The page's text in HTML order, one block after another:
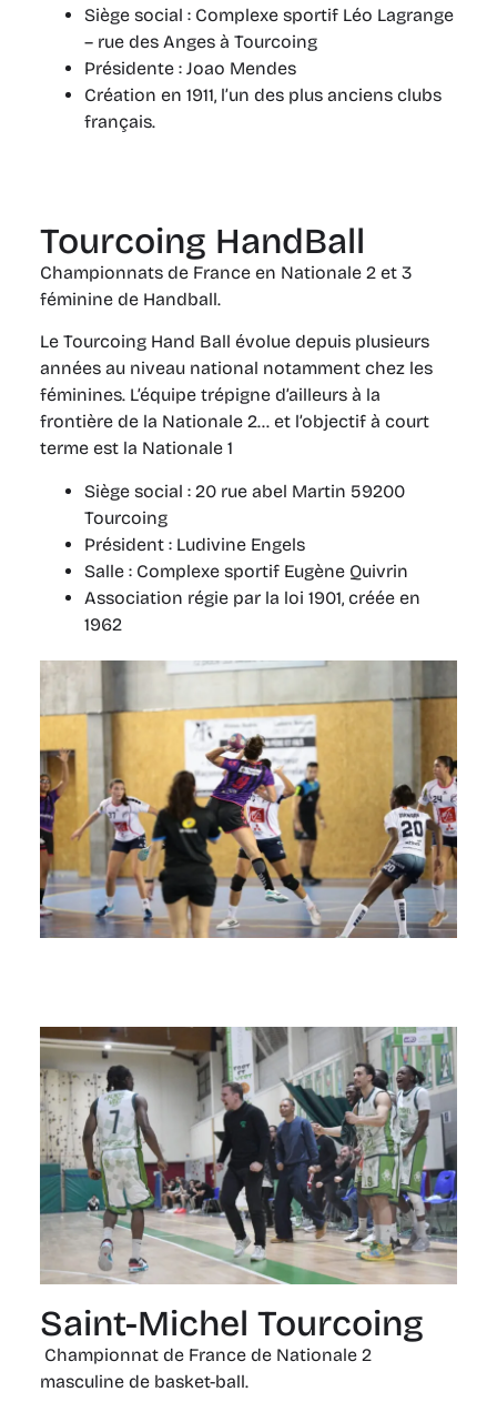
Siège social : Complexe sportif Léo Lagrange
– rue des Anges à Tourcoing
Présidente : Joao Mendes
Création en 1911, l’un des plus anciens clubs
français.
Tourcoing HandBall
Championnats de France en Nationale 2 et 3
féminine de Handball.
Le Tourcoing Hand Ball évolue depuis plusieurs
années au niveau national notamment chez les
féminines. L’équipe trépigne d’ailleurs à la
frontière de la Nationale 2… et l’objectif à court
terme est la Nationale 1
Siège social : 20 rue abel Martin 59200
Tourcoing
Président : Ludivine Engels
Salle : Complexe sportif Eugène Quivrin
Association régie par la loi 1901, créée en
1962
Saint-Michel Tourcoing
Championnat de France de Nationale 2
masculine de basket-ball.